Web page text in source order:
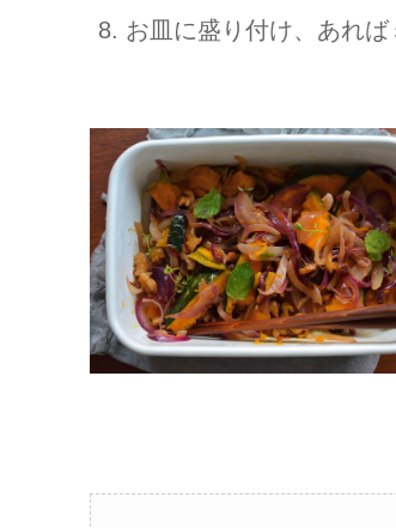
お皿に盛り付け、あれば